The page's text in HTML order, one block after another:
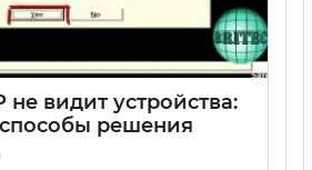
не видит устройства:
решения